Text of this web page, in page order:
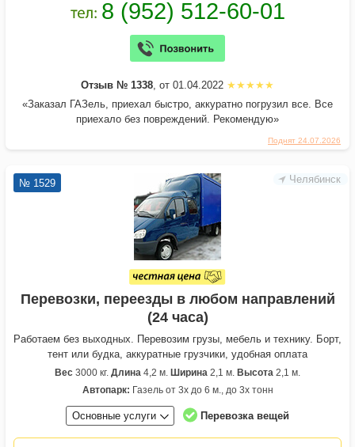
Поднят 24.07.2026
Отзыв № 1338, от 01.04.2022
«Заказал ГАЗель, приехал быстро, аккуратно погрузил все. Все
приехало без повреждений. Рекомендую»
Челябинск
№ 1529
Перевозки, переезды в любом направлений
(24 часа)
Работаем без выходных. Перевозим грузы, мебель и технику. Борт,
тент или будка, аккуратные грузчики, удобная оплата
Вес 3000 кг. Длина 4,2 м. Ширина 2,1 м. Высота 2,1 м.
Автопарк: Газель от 3х до 6 м., до 3х тонн
Основные услуги Перевозка вещей